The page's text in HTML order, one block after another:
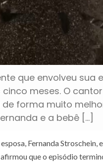
que envolveu sua
meses. O
forma muito
e a bebê […]
Fernanda Stroschein,
que o episódio